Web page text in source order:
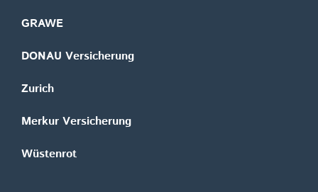
GRAWE
DONAU Versicherung
Zurich
Merkur Versicherung
Wüstenrot